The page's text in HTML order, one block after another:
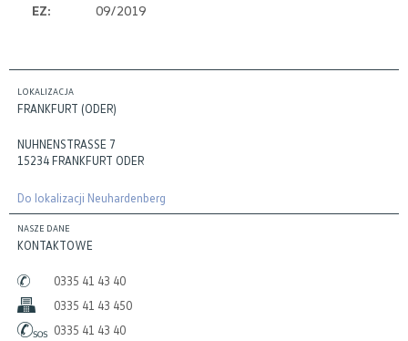
EZ:
09/2019
LOKALIZACJA
FRANKFURT (ODER)
NUHNENSTRASSE 7
15234 FRANKFURT ODER
Do lokalizacji Neuhardenberg
NASZE DANE
KONTAKTOWE
0335 41 43 40
0335 41 43 450
0335 41 43 40